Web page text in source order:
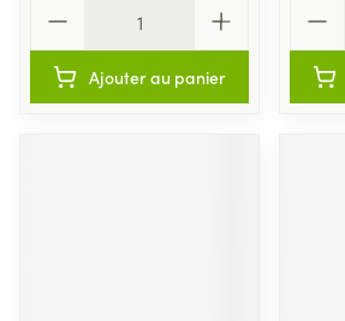
Ajouter au panier